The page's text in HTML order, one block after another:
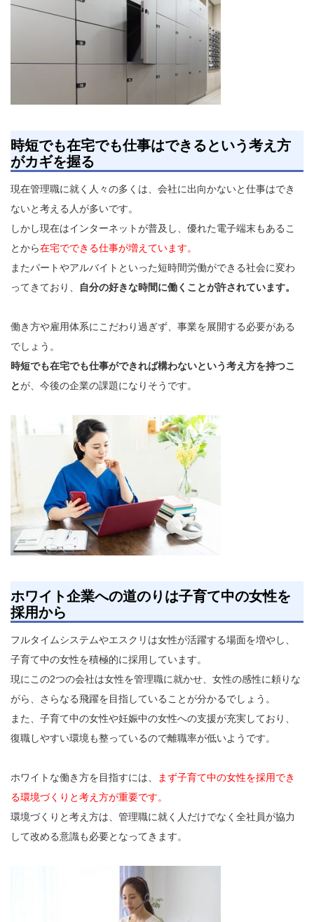
時短でも在宅でも仕事はできるという考え方
がカギを握る
現在管理職に就く人々の多くは、会社に出向かないと仕事はでき
ないと考える人が多いです。
しかし現在はインターネットが普及し、優れた電子端末もあるこ
とから在宅でできる仕事が増えています。
またパートやアルバイトといった短時間労働ができる社会に変わ
ってきており、
自分の好きな時間に働くことが許されています。
働き方や雇用体系にこだわり過ぎず、事業を展開する必要がある
でしょう。
時短でも在宅でも仕事ができれば構わないという考え方を持つこ
とが、今後の企業の課題になりそうです。
ホワイト企業への道のりは子育て中の女性を
採用から
フルタイムシステムやエスクリは女性が活躍する場面を増やし、
子育て中の女性を積極的に採用しています。
現にこの2つの会社は女性を管理職に就かせ、女性の感性に頼りな
がら、さらなる飛躍を目指していることが分かるでしょう。
また、子育て中の女性や妊娠中の女性への支援が充実しており、
復職しやすい環境も整っているので離職率が低いようです。
ホワイトな働き方を目指すには、
まず子育て中の女性を採用でき
る環境づくりと考え方が重要です。
環境づくりと考え方は、管理職に就く人だけでなく全社員が協力
して改める意識も必要となってきます。